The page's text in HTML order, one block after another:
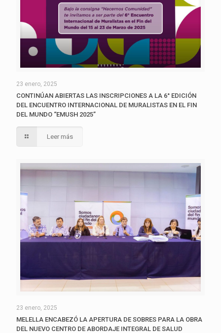
23 enero, 2025
CONTINÚAN ABIERTAS LAS INSCRIPCIONES A LA 6° EDICIÓN
DEL ENCUENTRO INTERNACIONAL DE MURALISTAS EN EL FIN
DEL MUNDO “EMUSH 2025”
Leer más
23 enero, 2025
MELELLA ENCABEZÓ LA APERTURA DE SOBRES PARA LA OBRA
DEL NUEVO CENTRO DE ABORDAJE INTEGRAL DE SALUD